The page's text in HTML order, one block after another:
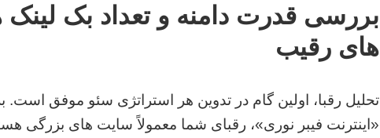
بررسی قدرت دامنه و تعداد بک
های رقیب
تحلیل رقبا، اولین گام در تدوین هر استراتژی سئو موفق است.
«اینترنت فیبر نوری»، رقبای شما معمولاً سایت های بزرگی